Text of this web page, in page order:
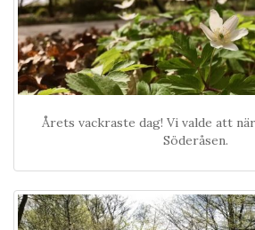
Årets vackraste dag! Vi valde att
Söderåsen.